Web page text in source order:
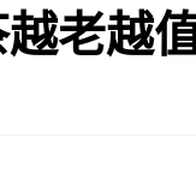
老越